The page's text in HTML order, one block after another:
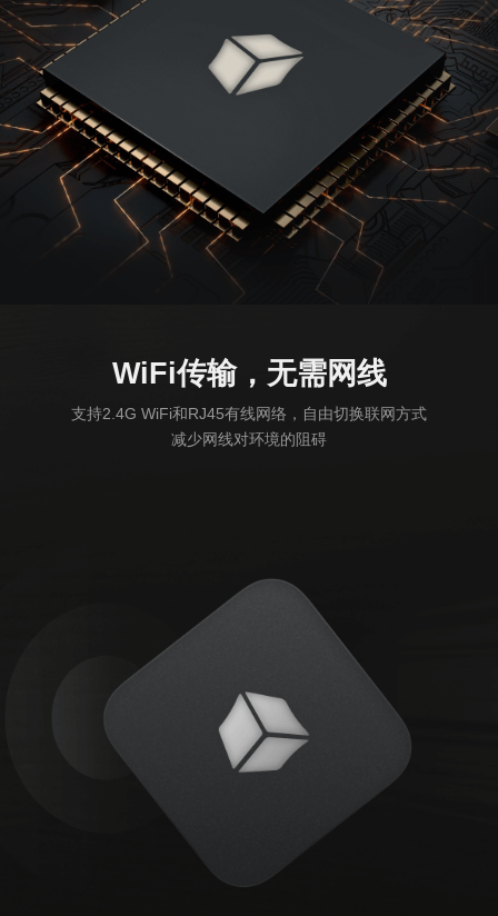
WiFi传输，无需网线
支持2.4G WiFi和RJ45有线网络，自由切换联网方式
减少网线对环境的阻碍